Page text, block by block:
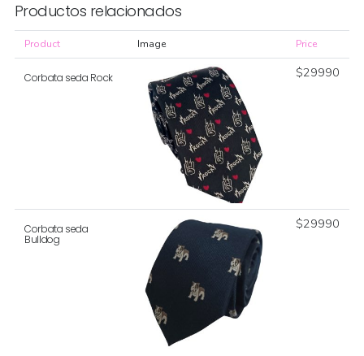
Productos relacionados
Product Image Price
Corbata seda Rock $29990
Corbata seda
Bulldog
$29990